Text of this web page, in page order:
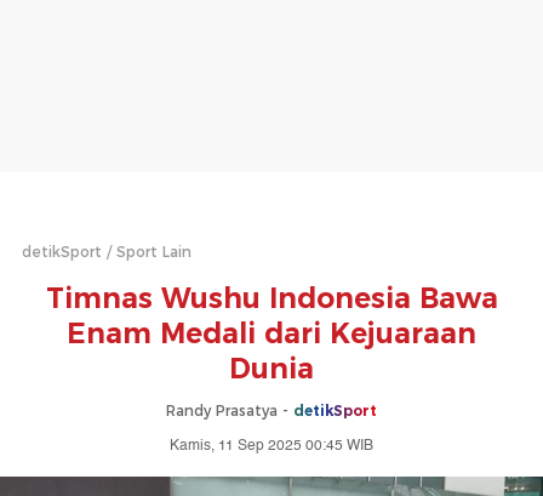
detikSport Sport Lain
Timnas Wushu Indonesia Bawa
Enam Medali dari Kejuaraan
Dunia
Randy Prasatya - detikSport
Kamis, 11 Sep 2025 00:45 WIB